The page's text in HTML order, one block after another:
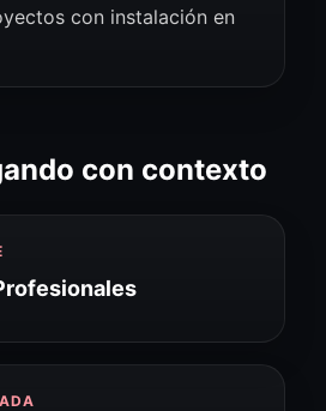
con instalación en
con contexto